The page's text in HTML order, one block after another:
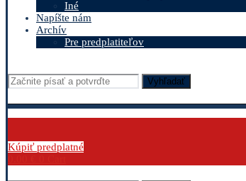
Iné
Napíšte nám
Archív
Pre predplatiteľov
Vyhľadať
Kúpiť predplatné